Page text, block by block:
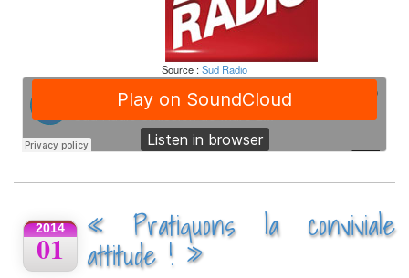
Source :Sud Radio
2014
01
« Pratiquons la conviviale
attitude ! »